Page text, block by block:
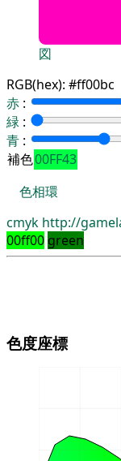
図
RGB(hex): #ff00bc
赤 :
緑 :
青 :
補色00FF43
色相環
cmyk http://
00ff00 green
色度座標